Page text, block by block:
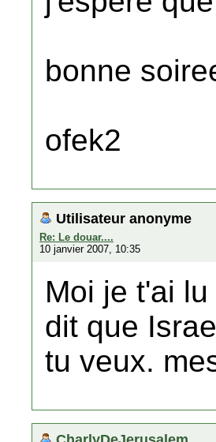
bonne
ofek2
Utilisateur anonyme
Re: Le douar....
10 janvier 2007, 10:35
Moi je t'ai
dit que
tu veux.